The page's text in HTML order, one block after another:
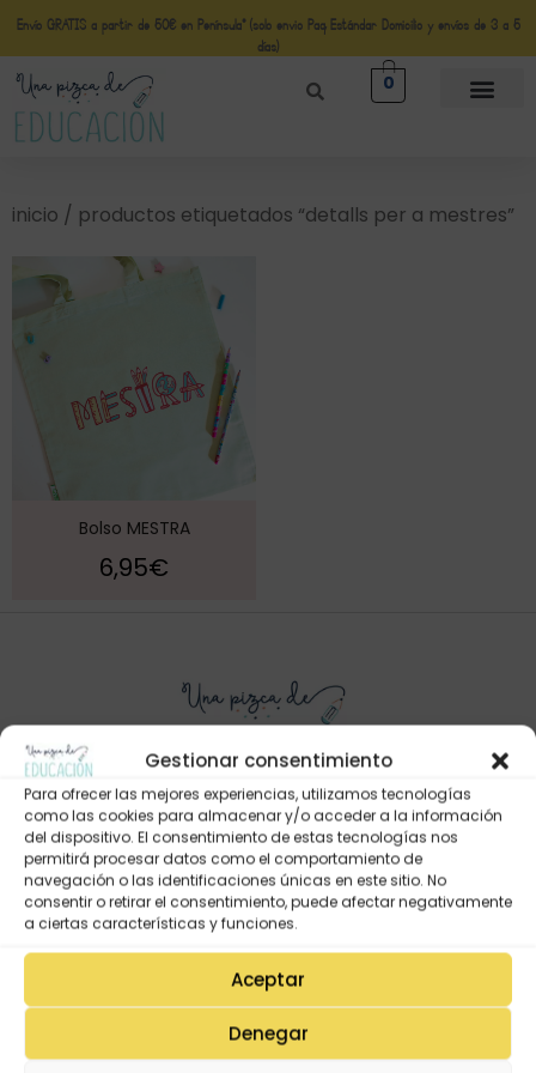
Gestionar consentimiento
Para ofrecer las mejores experiencias, utilizamos tecnologías
como las cookies para almacenar y/o acceder a la información
del dispositivo. El consentimiento de estas tecnologías nos
permitirá procesar datos como el comportamiento de
navegación o las identificaciones únicas en este sitio. No
consentir o retirar el consentimiento, puede afectar negativamente
a ciertas características y funciones.
Aceptar
Denegar
Envío GRATIS a partir de 50€ en Península* (solo envio Paq Estándar Domicilio y envíos de 3 a 5
días)
0
inicio / productos etiquetados “detalls per a mestres”
Bolso MESTRA
6,95€
Mi Cuenta
Lista de deseos
Mi Perfil
Descargas
Estado de mi pedido
Preguntas Frecuentes